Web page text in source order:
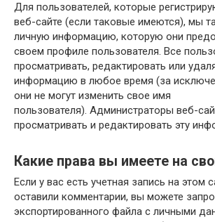
Для пользователей, которые
веб-сайте (если таковые имеются), мы
личную информацию, которую они
своем профиле пользователя. Все
просматривать, редактировать или
информацию в любое время (за
они не могут изменить свое имя
пользователя). Администраторы веб-
просматривать и редактировать эту
Какие права вы имеете на
Если у вас есть учетная запись на этом
оставили комментарии, вы можете
экспортированного файла с личными